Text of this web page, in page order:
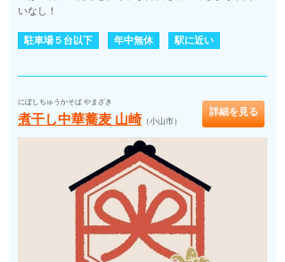
いなし！
駐車場５台以下 年中無休 駅に近い
にぼしちゅうかそば やまざき
煮干し中華蕎麦 山崎（小山市）
詳細を見る